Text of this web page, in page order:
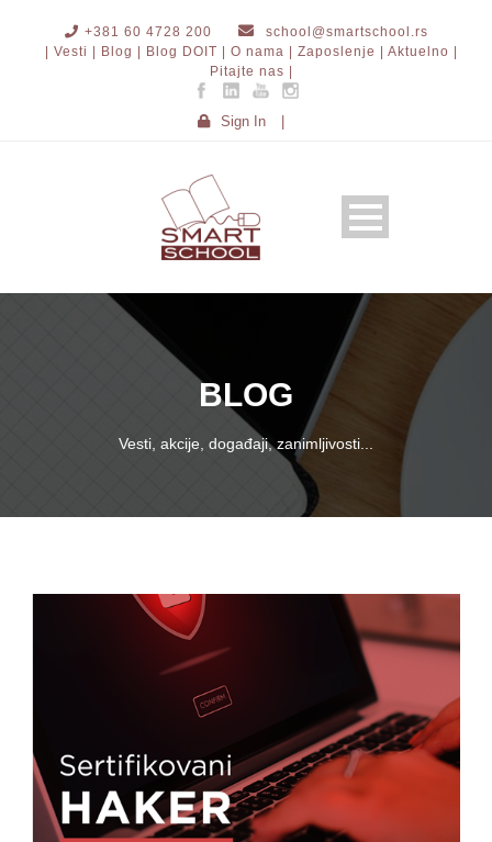
+381 60 4728 200
school@smartschool.rs
| Vesti |
Blog | Blog DOIT | O nama | Zaposlenje |
Aktuelno |
Pitajte nas |
Sign In
BLOG
Vesti, akcije, događaji, zanimljivosti...